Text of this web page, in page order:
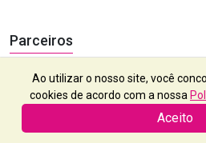
Parceiros
Ao utilizar o nosso site, você
cookies de acordo com a nossa
Aceito